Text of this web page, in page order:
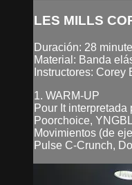
LES MILLS
Duración: 28
Material: Banda
Instructores: Corey
1. WARM-UP
Pour It
Poorchoice,
Movimientos (de
Pulse C-Crunch,